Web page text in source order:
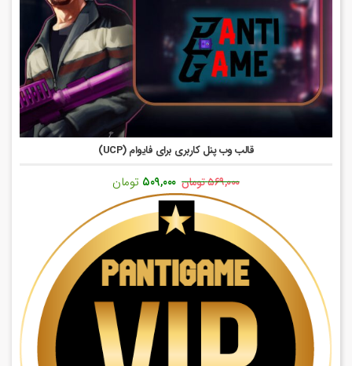
قالب وب پنل کاربری برای فایوام (UCP)
۵۶۹,۰۰۰تومان قیمت
اصلی:
۵۶۹,۰۰۰ تومان
بود.
۵۰۹,۰۰۰ تومانقیمت
۵۰۹,۰۰۰ تومان.